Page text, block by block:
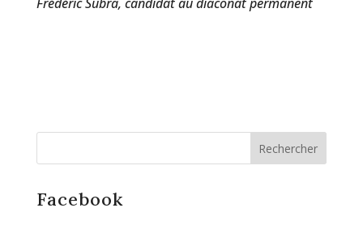
Facebook